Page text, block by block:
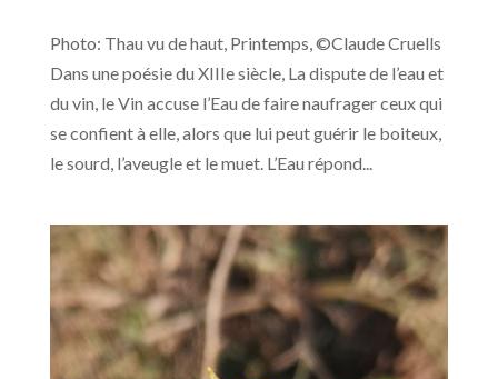
Photo: Thau vu de haut, Printemps, ©Claude Cruells
Dans une poésie du XIIIe siècle, La dispute de l’eau et
du vin, le Vin accuse l’Eau de faire naufrager ceux qui
se confient à elle, alors que lui peut guérir le boiteux,
le sourd, l’aveugle et le muet. L’Eau répond...